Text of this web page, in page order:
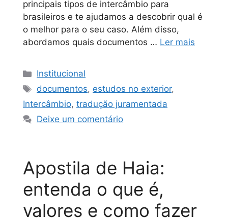
principais tipos de intercâmbio para
brasileiros e te ajudamos a descobrir qual é
o melhor para o seu caso. Além disso,
abordamos quais documentos … Ler mais
Institucional
documentos, estudos no exterior,
Intercâmbio, tradução juramentada
Deixe um comentário
Apostila de Haia:
entenda o que é,
valores e como fazer